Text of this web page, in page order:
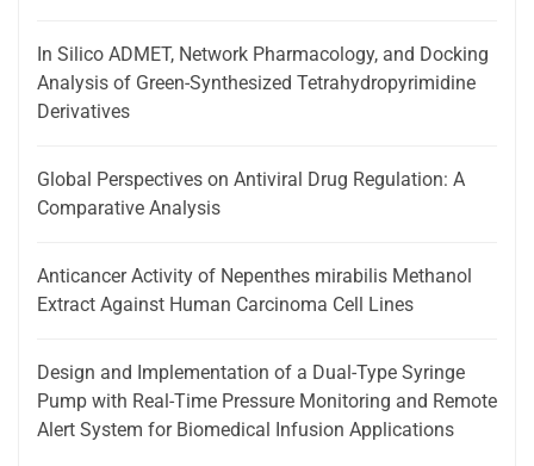
In Silico ADMET, Network Pharmacology, and Docking
Analysis of Green-Synthesized Tetrahydropyrimidine
Derivatives
Global Perspectives on Antiviral Drug Regulation: A
Comparative Analysis
Anticancer Activity of Nepenthes mirabilis Methanol
Extract Against Human Carcinoma Cell Lines
Design and Implementation of a Dual-Type Syringe
Pump with Real-Time Pressure Monitoring and Remote
Alert System for Biomedical Infusion Applications